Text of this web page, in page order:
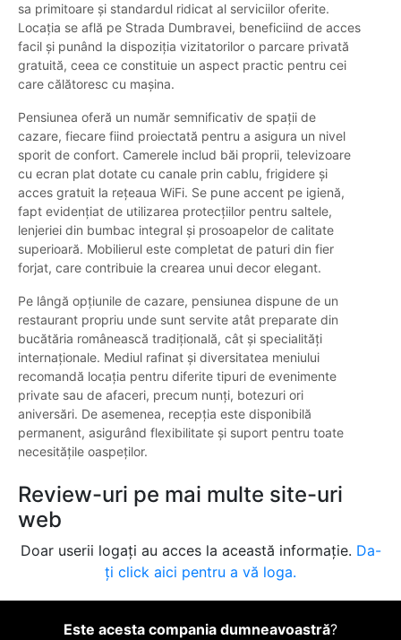
sa primitoare și standardul ridicat al serviciilor oferite.
Locația se află pe Strada Dumbravei, beneficiind de acces
facil și punând la dispoziția vizitatorilor o parcare privată
gratuită, ceea ce constituie un aspect practic pentru cei
care călătoresc cu mașina.
Pensiunea oferă un număr semnificativ de spații de
cazare, fiecare fiind proiectată pentru a asigura un nivel
sporit de confort. Camerele includ băi proprii, televizoare
cu ecran plat dotate cu canale prin cablu, frigidere și
acces gratuit la rețeaua WiFi. Se pune accent pe igienă,
fapt evidențiat de utilizarea protecțiilor pentru saltele,
lenjeriei din bumbac integral și prosoapelor de calitate
superioară. Mobilierul este completat de paturi din fier
forjat, care contribuie la crearea unui decor elegant.
Pe lângă opțiunile de cazare, pensiunea dispune de un
restaurant propriu unde sunt servite atât preparate din
bucătăria românească tradițională, cât și specialități
internaționale. Mediul rafinat și diversitatea meniului
recomandă locația pentru diferite tipuri de evenimente
private sau de afaceri, precum nunți, botezuri ori
aniversări. De asemenea, recepția este disponibilă
permanent, asigurând flexibilitate și suport pentru toate
necesitățile oaspeților.
Review-uri pe mai multe site-uri
web
Doar userii logați au acces la această informație. Da-
ți click aici pentru a vă loga.
Este acesta compania dumneavoastră?